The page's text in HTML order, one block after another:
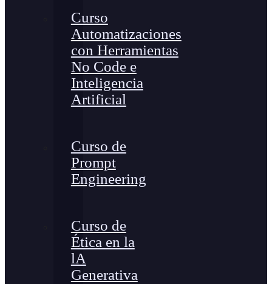
Curso
Automatizaciones
con Herramientas
No Code e
Inteligencia
Artificial
Curso de
Prompt
Engineering
Curso de
Ética en la
lA
Generativa